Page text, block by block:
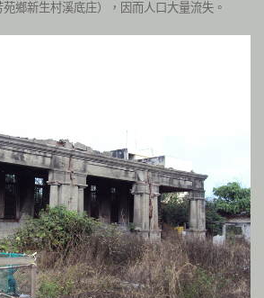
鄉新生村溪底庄），因而人口大量流失。